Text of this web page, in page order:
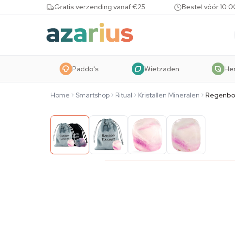
Skip to content Gratis verzending vanaf €25 Bestel vóór
Paddo's Wietzaden
Home Smartshop Ritual Kristallen Mineralen